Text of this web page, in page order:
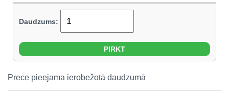
Daudzums:
Prece pieejama ierobežotā daudzumā